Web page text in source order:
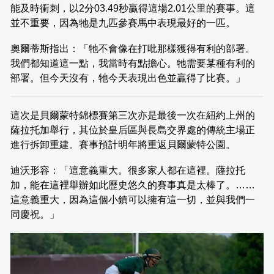
能及時衝刺，以2分03.49秒贏得這場2.01公里的賽事。這
並不重要，因為牠是九匹參賽馬中表現最好的一匹。
奧爾蒂斯指出：「牠不會像在打吡那樣獲得有利的部署。
我們都知道這一點，我當時有點擔心。牠需要某種有利的
部署。但今天沒有，牠今天表現出色並贏得了比賽。」
這次是貝爾蒙特錦標賽第三次亦是最後一次在紐約上州的
薩拉托加舉行，其位於皇后區與長島交界處的傳統主場正
進行拆卸重建。賽事預計明年將重返貝爾蒙特公園。
迪沃形容：「這意義重大。很多家人都在這裡。薩拉托
加，能在這裡舉辦如此歷史悠久的賽事真是太棒了。……
這意義重大，因為這個小鎮可以擁有這一切，並與我們一
同慶祝。」